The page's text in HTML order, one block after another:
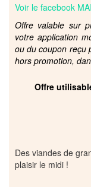
Voir le facebook
Offre valable sur
votre application
ou du coupon reçu
hors promotion,
Offre
Des viandes de
plaisir le midi !